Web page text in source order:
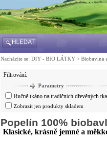
HLEDAT
Nacházíte se: DIY - BIO LÁTKY > Biobavlna
Filtrování:
Parametry
Ručně tkáno na tradičních dřevěných
Zobrazit jen produkty skladem
Popelín 100%
Klasické, krásně jemné a